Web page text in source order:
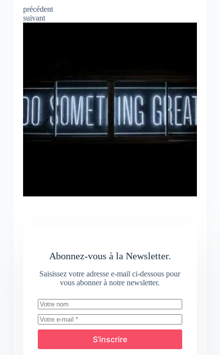
précédent
suivant
Abonnez-vous à la Newsletter.
Saisissez votre adresse e-mail ci-dessous pour
vous abonner à notre newsletter.
S’inscrire